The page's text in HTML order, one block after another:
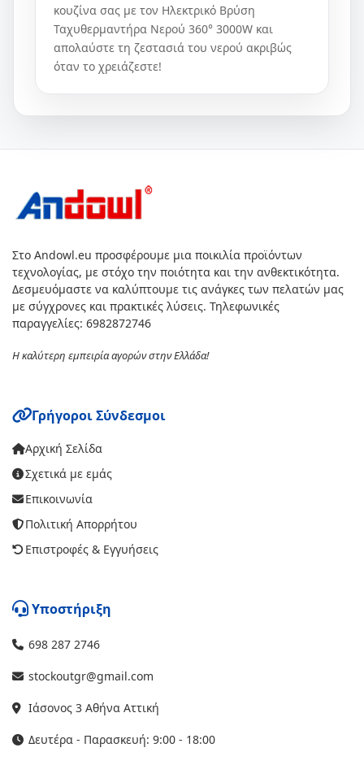
κουζίνα σας με τον Ηλεκτρικό Βρύση
Ταχυθερμαντήρα Νερού 360° 3000W και
απολαύστε τη ζεστασιά του νερού ακριβώς
όταν το χρειάζεστε!
Στο Andowl.eu προσφέρουμε μια ποικιλία προϊόντων
τεχνολογίας, με στόχο την ποιότητα και την ανθεκτικότητα.
Δεσμευόμαστε να καλύπτουμε τις ανάγκες των πελατών μας
με σύγχρονες και πρακτικές λύσεις. Τηλεφωνικές
παραγγελίες: 6982872746
Η καλύτερη εμπειρία αγορών στην Ελλάδα!
Γρήγοροι Σύνδεσμοι
Αρχική Σελίδα
Σχετικά με εμάς
Επικοινωνία
Πολιτική Απορρήτου
Επιστροφές & Εγγυήσεις
Υποστήριξη
698 287 2746
stockoutgr@gmail.com
Ιάσονος 3 Αθήνα Αττική
Δευτέρα - Παρασκευή: 9:00 - 18:00